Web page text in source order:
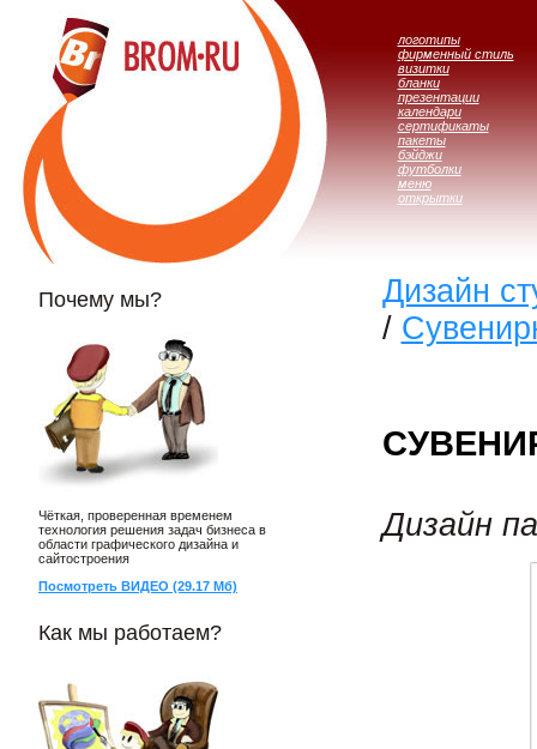
логотипы
фирменный стиль
визитки
бланки
презентации
календари
сертификаты
пакеты
бэйджи
футболки
меню
открытки
Почему мы?
Чёткая, проверенная временем
технология решения задач бизнеса в
области графического дизайна и
сайтостроения
Посмотреть ВИДЕО (29.17 Мб)
Как мы работаем?
Дизайн
/
Дизайн